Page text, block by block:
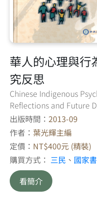
華人的心理與行
究反思
Chinese Indigenous
Reflections and Future
出版時間： 2013-09
作者： 葉光輝主編
定價： NT$400元 (精裝)
購買方式： 三民 、 國家
看簡介